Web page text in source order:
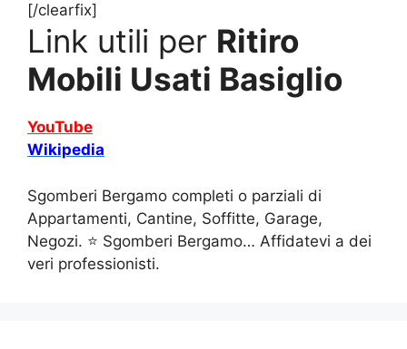
[/clearfix]
Link utili per Ritiro
Mobili Usati Basiglio
YouTube
Wikipedia
Sgomberi Bergamo completi o parziali di
Appartamenti, Cantine, Soffitte, Garage,
Negozi. ⭐ Sgomberi Bergamo… Affidatevi a dei
veri professionisti.